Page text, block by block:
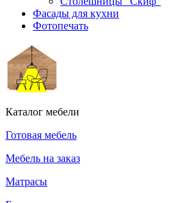
Фасады для кухни
Фотопечать
Каталог мебели
Готовая мебель
Мебель на заказ
Матрасы